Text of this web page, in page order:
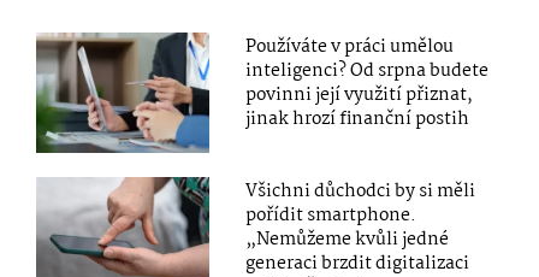
Používáte v práci umělou
inteligenci? Od srpna budete
povinni její využití přiznat,
jinak hrozí finanční postih
Všichni důchodci by si měli
pořídit smartphone.
„Nemůžeme kvůli jedné
generaci brzdit digitalizaci